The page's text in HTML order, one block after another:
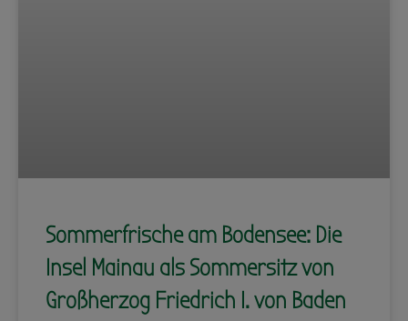
Sommerfrische am Bodensee: Die
Insel Mainau als Sommersitz von
Großherzog Friedrich I. von Baden